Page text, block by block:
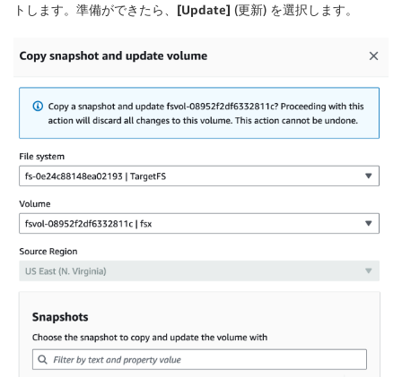
トします。準備ができたら、 [Update] (更新) を選択します。